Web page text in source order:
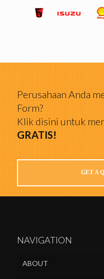
Perusahaan Anda
Form?
Klik disini untuk
GRATIS!
GET A
NAVIGATION
ABOUT